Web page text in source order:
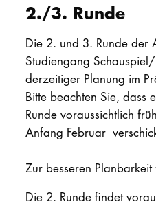
2./3. Runde
Die 2. und 3. Runde der
Studiengang
derzeitiger Planung im
Bitte beachten Sie, dass
Runde voraussichtlich
Anfang Februar
Zur besseren Planbarkeit
Die 2. Runde findet